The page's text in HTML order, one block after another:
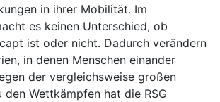
in ihrer Mobilität. Im
es keinen Unterschied, ob
ist oder nicht. Dadurch verändern
in denen Menschen einander
der vergleichsweise großen
den Wettkämpfen hat die RSG